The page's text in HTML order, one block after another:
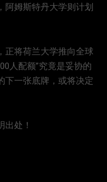
阿姆斯特丹大学则计划
正将荷兰大学推向全球
人配额”究竟是妥协的
下一张底牌，或将决定
处！